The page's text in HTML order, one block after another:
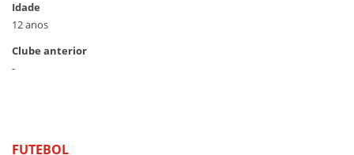
Idade
12 anos
Clube anterior
-
FUTEBOL